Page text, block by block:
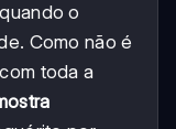
o
Como não é
toda a